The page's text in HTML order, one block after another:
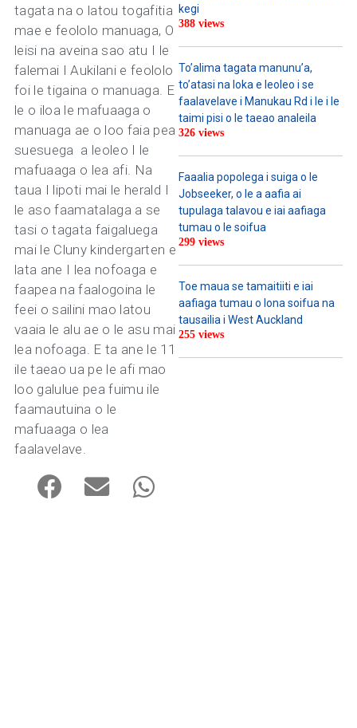
tagata na o latou togafitia
mae e feololo manuaga, O
leisi na aveina sao atu I le
falemai I Aukilani e feololo
foi le tigaina o manuaga. E
le o iloa le mafuaaga o
manuaga ae o loo faia pea
suesuega a leoleo I le
mafuaaga o lea afi. Na
taua I lipoti mai le herald I
le aso faamatalaga a se
tasi o tagata faigaluega
mai le Cluny kindergarten e
lata ane I lea nofoaga e
faapea na faalogoina le
feei o sailini mao latou
vaaia le alu ae o le asu mai
lea nofoaga. E ta ane le 11
ile taeao ua pe le afi mao
loo galulue pea fuimu ile
faamautuina o le
mafuaaga o lea
faalavelave.
kegi
388 views
To’alima tagata manunu’a,
to’atasi na loka e leoleo i se
faalavelave i Manukau Rd i le i le
taimi pisi o le taeao analeila
326 views
Faaalia popolega i suiga o le
Jobseeker, o le a aafia ai
tupulaga talavou e iai aafiaga
tumau o le soifua
299 views
Toe maua se tamaitiiti e iai
aafiaga tumau o lona soifua na
tausailia i West Auckland
255 views